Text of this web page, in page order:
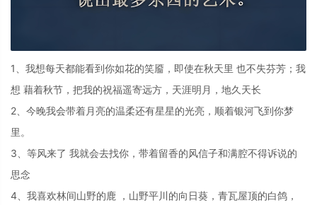
1、我想每天都能看到你如花的笑靥，即使在秋天里 也不失芬芳；我
想 藉着秋节，把我的祝福遥寄远方，天涯明月，地久天长
2、今晚我会带着月亮的温柔还有星星的光亮，顺着银河飞到你梦
里。
3、等风来了 我就会去找你，带着留香的风信子和满腔不得诉说的
思念
4、我喜欢林间山野的鹿 ，山野平川的向日葵，青瓦屋顶的白鸽，